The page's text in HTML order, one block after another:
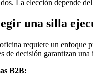
La elección depende
una silla
requiere un enfoque
de decisión garantizan una
B2B: